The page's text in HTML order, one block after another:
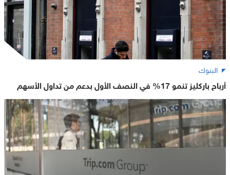
البنوك
أرباح باركليز تنمو 17% في النصف الأول بدعم من تداول الأسهم